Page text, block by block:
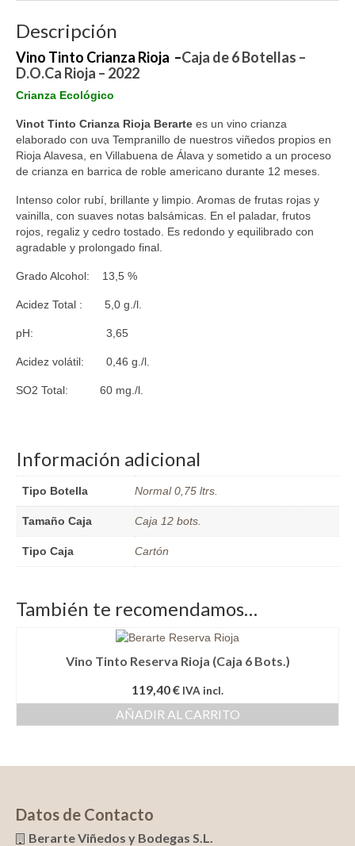
Descripción
Vino Tinto Crianza Rioja –Caja de 6 Botellas –
D.O.Ca Rioja – 2022
Crianza Ecológico
Vinot Tinto Crianza Rioja Berarte es un vino crianza
elaborado con uva Tempranillo de nuestros viñedos propios en
Rioja Alavesa, en Villabuena de Álava y sometido a un proceso
de crianza en barrica de roble americano durante 12 meses.
Intenso color rubí, brillante y limpio. Aromas de frutas rojas y
vainilla, con suaves notas balsámicas. En el paladar, frutos
rojos, regaliz y cedro tostado. Es redondo y equilibrado con
agradable y prolongado final.
Grado Alcohol: 13,5 %
Acidez Total : 5,0 g./l.
pH: 3,65
Acidez volátil: 0,46 g./l.
SO2 Total: 60 mg./l.
Información adicional
Tipo Botella Normal 0,75 ltrs.
Tamaño Caja Caja 12 bots.
Tipo Caja Cartón
También te recomendamos…
Vino Tinto Reserva Rioja (Caja 6 Bots.)
119,40€ IVA incl.
AÑADIR AL CARRITO
Datos de Contacto
Berarte Viñedos y Bodegas S.L.